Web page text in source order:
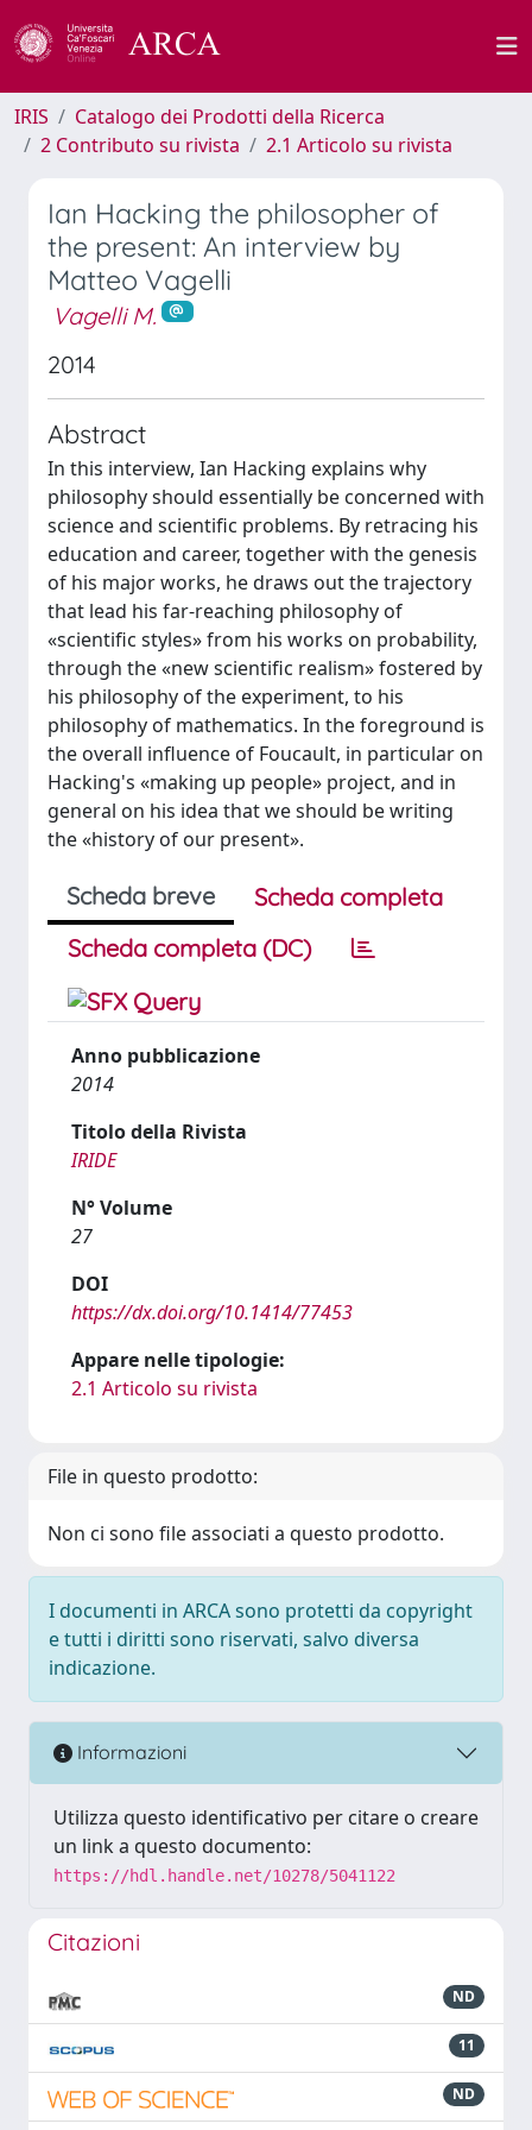
IRIS
Catalogo dei Prodotti della Ricerca
2 Contributo su rivista
2.1 Articolo su rivista
Ian Hacking the philosopher of
the present: An interview by
Matteo Vagelli
Vagelli M.
2014
Abstract
In this interview, Ian Hacking explains why
philosophy should essentially be concerned with
science and scientific problems. By retracing his
education and career, together with the genesis
of his major works, he draws out the trajectory
that lead his far-reaching philosophy of
«scientific styles» from his works on probability,
through the «new scientific realism» fostered by
his philosophy of the experiment, to his
philosophy of mathematics. In the foreground is
the overall influence of Foucault, in particular on
Hacking's «making up people» project, and in
general on his idea that we should be writing
the «history of our present».
Scheda breve
Scheda completa
Scheda completa (DC)
Anno pubblicazione
2014
Titolo della Rivista
IRIDE
N° Volume
27
DOI
https://dx.doi.org/10.1414/77453
Appare nelle tipologie:
2.1 Articolo su rivista
File in questo prodotto:
Non ci sono file associati a questo prodotto.
I documenti in ARCA sono protetti da copyright
e tutti i diritti sono riservati, salvo diversa
indicazione.
Informazioni
Utilizza questo identificativo per citare o creare
un link a questo documento:
https://hdl.handle.net/10278/5041122
Citazioni
ND
11
ND